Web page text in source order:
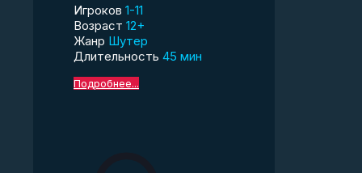
Игроков 1-11
Возраст 12+
Жанр Шутер
Длительность 45 мин
Подробнее...